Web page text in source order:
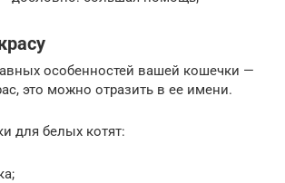
особенностей вашей кошечки —
это можно отразить в ее имени.
для белых котят: